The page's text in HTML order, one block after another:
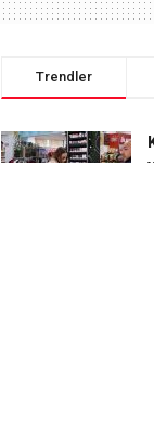
Trendler